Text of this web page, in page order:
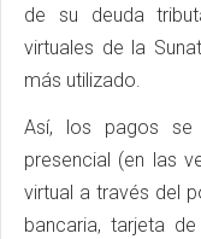
de su deuda
virtuales de la
más utilizado.
Así, los pagos se
presencial (en las
virtual a través del
bancaria, tarjeta